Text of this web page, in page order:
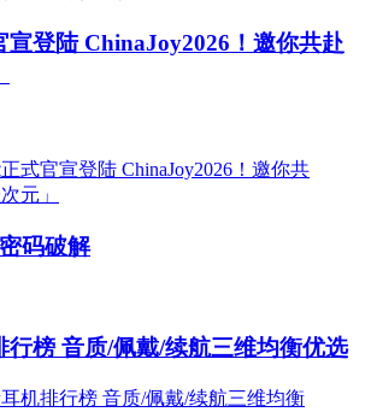
宣登陆 ChinaJoy2026！邀你共赴
码破解
行榜 音质/佩戴/续航三维均衡优选